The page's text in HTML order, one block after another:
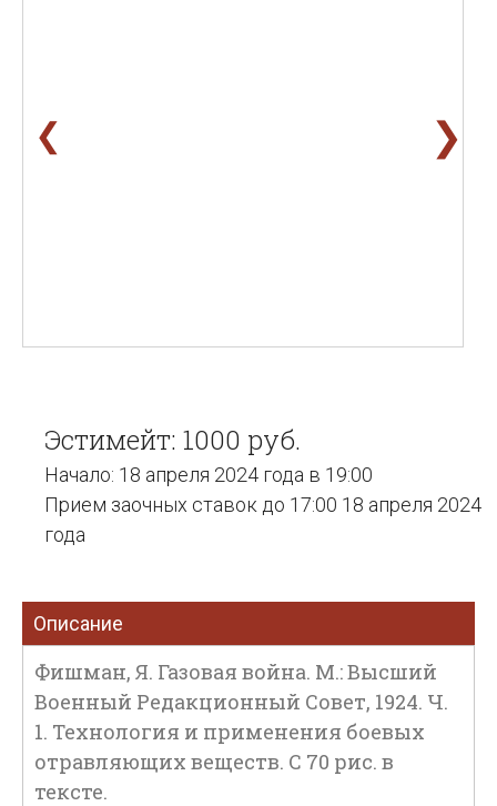
❮ ❯
Эстимейт: 1000 руб.
Начало: 18 апреля 2024 года в 19:00
Прием заочных ставок до 17:00 18 апреля 2024
года
Описание
Фишман, Я. Газовая война. М.: Высший
Военный Редакционный Совет, 1924. Ч.
1. Технология и применения боевых
отравляющих веществ. С 70 рис. в
тексте.